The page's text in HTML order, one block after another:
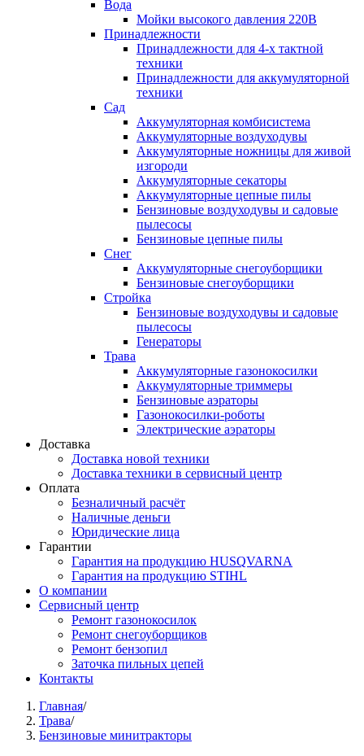
Вода
Мойки высокого давления 220В
Принадлежности
Принадлежности для 4-х тактной
техники
Принадлежности для аккумуляторной
техники
Сад
Аккумуляторная комбисистема
Аккумуляторные воздуходувы
Аккумуляторные ножницы для живой
изгороди
Аккумуляторные секаторы
Аккумуляторные цепные пилы
Бензиновые воздуходувы и садовые
пылесосы
Бензиновые цепные пилы
Снег
Аккумуляторные снегоуборщики
Бензиновые снегоуборщики
Стройка
Бензиновые воздуходувы и садовые
пылесосы
Генераторы
Трава
Аккумуляторные газонокосилки
Аккумуляторные триммеры
Бензиновые аэраторы
Газонокосилки-роботы
Электрические аэраторы
Доставка
Доставка новой техники
Доставка техники в сервисный центр
Оплата
Безналичный расчёт
Наличные деньги
Юридические лица
Гарантии
Гарантия на продукцию HUSQVARNA
Гарантия на продукцию STIHL
О компании
Сервисный центр
Ремонт газонокосилок
Ремонт снегоуборщиков
Ремонт бензопил
Заточка пильных цепей
Контакты
Вы здесьГлавная/
Трава/
Бензиновые минитракторы